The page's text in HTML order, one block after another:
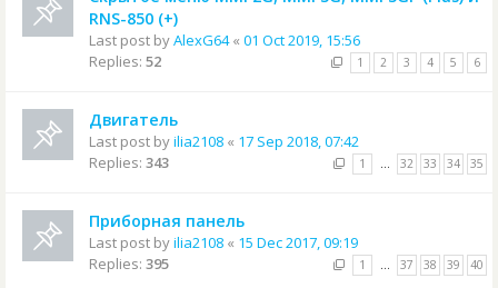
RNS-850 (+)
Last post byAlexG64« 01 Oct 2019, 15:56
Replies: 52 1 2 3 4 5 6
Двигатель
Last post byilia2108 « 17 Sep 2018, 07:42
Replies: 343 1 … 32 33 34 35
Приборная панель
Last post byilia2108 « 15 Dec 2017, 09:19
Replies: 395 1 … 37 38 39 40